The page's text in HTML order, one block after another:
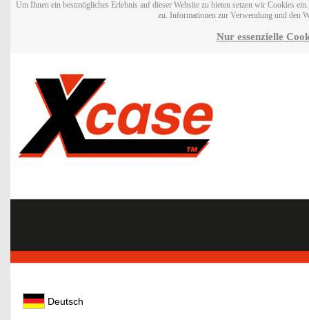
Um Ihnen ein bestmögliches Erlebnis auf dieser Website zu bieten setzen wir Cookies
zu. Informationen zur Verwendung und den
Nur essenzielle
Deutsch